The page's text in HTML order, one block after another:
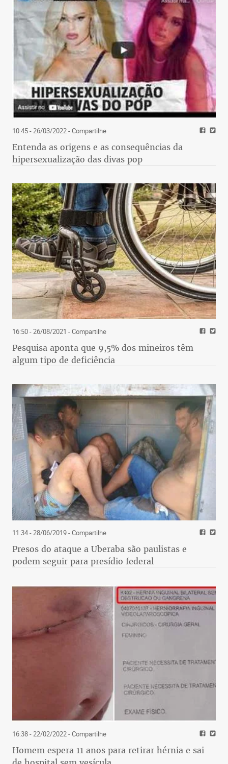
10:45 - 26/03/2022- Compartilhe
Entenda as origens e as consequências da
hipersexualização das divas pop
16:50 - 26/08/2021 - Compartilhe
Pesquisa aponta que 9,5% dos mineiros têm
algum tipo de deficiência
11:34 - 28/06/2019- Compartilhe
Presos do ataque a Uberaba são paulistas e
podem seguir para presídio federal
16:38 - 22/02/2022- Compartilhe
Homem espera 11 anos para retirar hérnia e sai